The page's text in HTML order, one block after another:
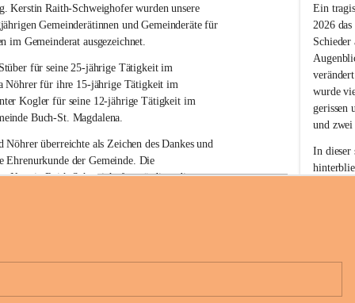
Kerstin Raith-Schweighofer wurden unsere
Gemeinderätinnen und Gemeinderäte für
im Gemeinderat ausgezeichnet.
für seine 25-jährige Tätigkeit im
Nöhrer für ihre 15-jährige Tätigkeit im
Kogler für seine 12-jährige Tätigkeit im
Buch-St. Magdalena.
Nöhrer überreichte als Zeichen des Dankes und
Ehrenurkunde der Gemeinde. Die
Kerstin Raith-Schweighofer würdigte die
+6
-
S
t
.
M
a
g
d
a
e
n
a
Ein
2026
wurde
gerissen
und
In dieser